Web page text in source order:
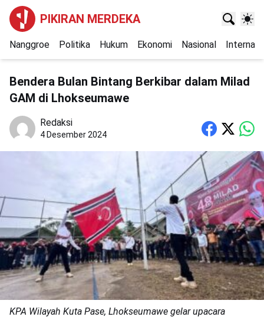
PIKIRAN MERDEKA
Nanggroe Politika Hukum Ekonomi Nasional
Bendera Bulan Bintang Berkibar dalam Milad
GAM di Lhokseumawe
Redaksi
4 Desember 2024
KPA Wilayah Kuta Pase, Lhokseumawe gelar upacara